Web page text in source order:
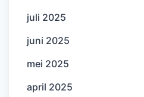
juli 2025
juni 2025
mei 2025
april 2025